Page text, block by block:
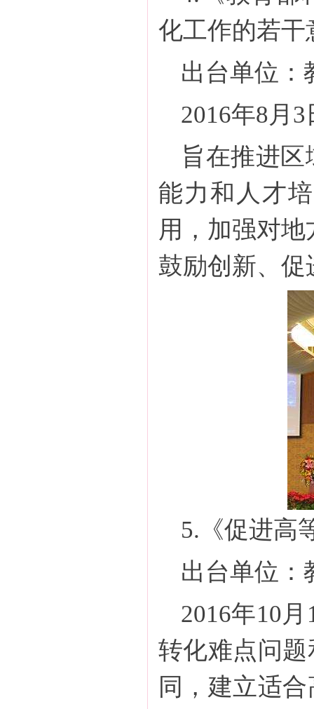
化工作的若干
出台单位：
2016年8月
旨在推进
能力和人才
用，加强对
鼓励创新、
5.《促进高
出台单位：
2016年10
转化难点问
同，建立适